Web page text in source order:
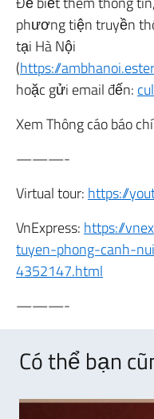
phương tiện truyền
tại Hà Nội
(https://
hoặc gửi email đến:
Xem Thông cáo báo
———-
Virtual tour: https://
VnExpress: https://
tuyen-phong-canh-
4352147.html
———-
Có thể bạn